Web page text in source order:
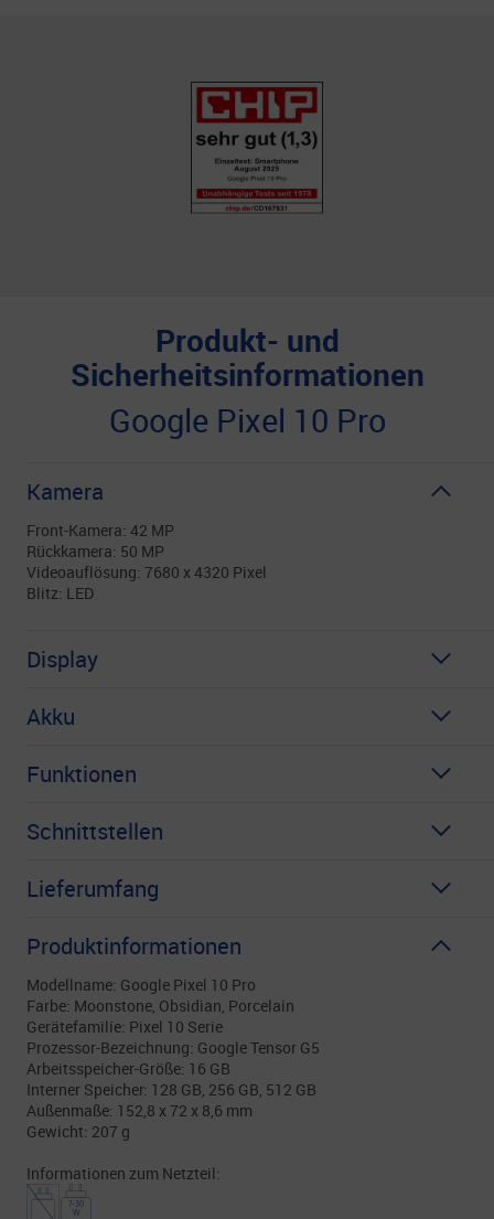
Produkt- und
Sicherheitsinformationen
Google Pixel 10 Pro
Kamera
Front-Kamera: 42 MP
Rückkamera: 50 MP
Videoauflösung: 7680 x 4320 Pixel
Blitz: LED
Display
Akku
Funktionen
Schnittstellen
Lieferumfang
Produktinformationen
Modellname: Google Pixel 10 Pro
Farbe: Moonstone, Obsidian, Porcelain
Gerätefamilie: Pixel 10 Serie
Prozessor-Bezeichnung: Google Tensor G5
Arbeitsspeicher-Größe: 16 GB
Interner Speicher: 128 GB, 256 GB, 512 GB
Außenmaße: 152,8 x 72 x 8,6 mm
Gewicht: 207 g
Informationen zum Netzteil: